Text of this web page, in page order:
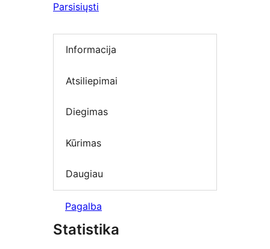
Parsisiųsti
Informacija
Atsiliepimai
Diegimas
Kūrimas
Daugiau
Pagalba
Statistika